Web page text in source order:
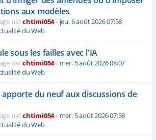
aux modèles
parchtimi054« jeu. 6 août 2026 07:58
du Web
sous les failles avec l'IA
parchtimi054« mer. 5 août 2026 08:07
du Web
du neuf aux discussions de
parchtimi054« mer. 5 août 2026 07:58
du Web